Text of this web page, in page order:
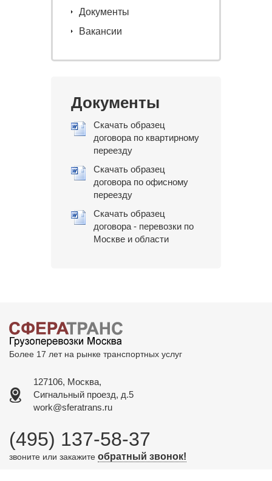
Документы
Вакансии
Документы
Скачать образец
договора по квартирному
переезду
Скачать образец
договора по офисному
переезду
Скачать образец
договора - перевозки по
Москве и области
Более 17 лет на рынке транспортных услуг
127106, Москва,
Сигнальный проезд, д.5
work@sferatrans.ru
(495) 137-58-37
звоните или закажите обратный звонок!